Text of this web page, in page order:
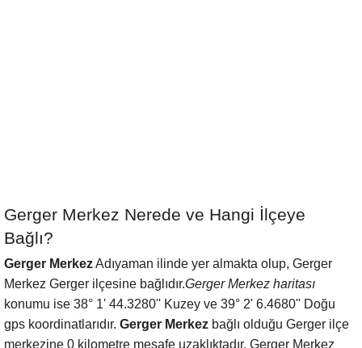
Gerger Merkez Nerede ve Hangi İlçeye
Bağlı?
Gerger MerkezAdıyaman ilinde yer almakta olup, Gerger
Merkez Gerger ilçesine bağlıdır.Gerger Merkez haritası
konumu ise 38° 1' 44.3280'' Kuzey ve 39° 2' 6.4680'' Doğu
gps koordinatlarıdır. Gerger Merkez bağlı olduğu Gerger ilçe
merkezine 0 kilometre mesafe uzaklıktadır. Gerger Merkez